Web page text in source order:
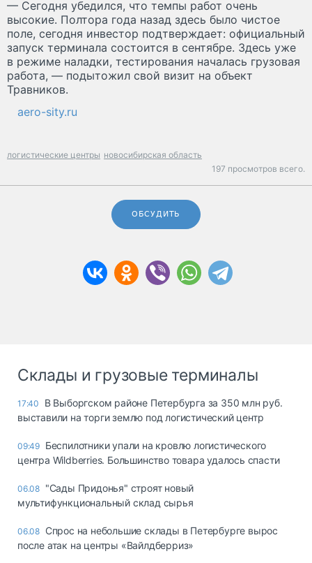
— Сегодня убедился, что темпы работ очень
высокие. Полтора года назад здесь было чистое
поле, сегодня инвестор подтверждает: официальный
запуск терминала состоится в сентябре. Здесь уже
в режиме наладки, тестирования началась грузовая
работа, — подытожил свой визит на объект
Травников.
aero-sity.ru
логистические центры новосибирская область
197 просмотров всего.
ОБСУДИТЬ
Склады и грузовые терминалы
17:40
В Выборгском районе Петербурга за 350 млн руб.
выставили на торги землю под логистический центр
09:49 Беспилотники упали на кровлю логистического
центра Wildberries. Большинство товара удалось спасти
06.08 "Сады Придонья" строят новый
мультифункциональный склад сырья
06.08 Спрос на небольшие склады в Петербурге вырос
после атак на центры «Вайлдберриз»